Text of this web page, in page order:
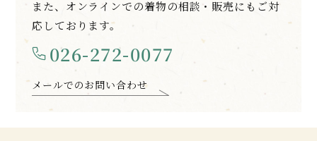
また、オンラインでの着物の相談・販売にもご対
応しております。
026-272-0077
メールでのお問い合わせ